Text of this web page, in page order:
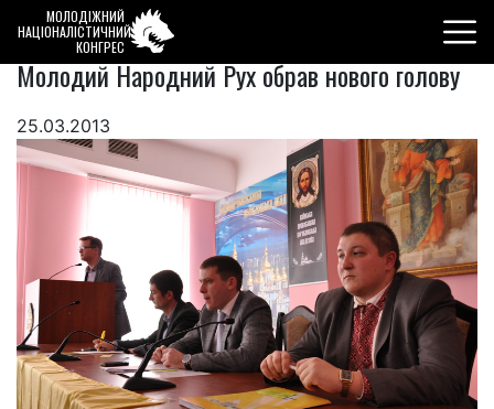
МОЛОДІЖНИЙ
НАЦІОНАЛІСТИЧНИЙ
КОНГРЕС
Молодий Народний Рух обрав нового голову
25.03.2013